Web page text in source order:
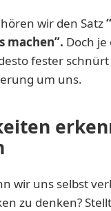
wir den Satz
machen”. Doch
fester
um uns.
wir uns selbst
zu denken?